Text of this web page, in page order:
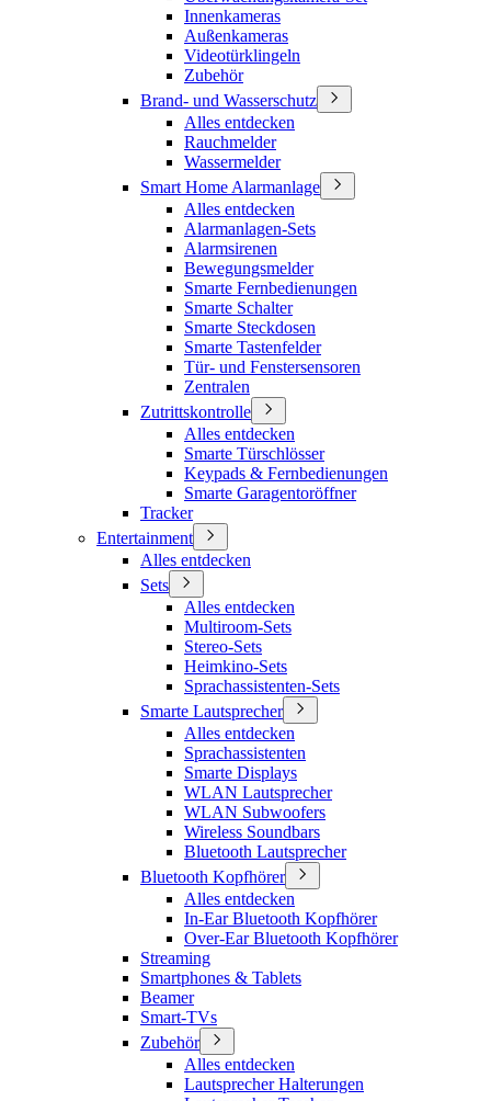
Innenkameras
Außenkameras
Videotürklingeln
Zubehör
Brand- und Wasserschutz
Alles entdecken
Rauchmelder
Wassermelder
Smart Home Alarmanlage
Alles entdecken
Alarmanlagen-Sets
Alarmsirenen
Bewegungsmelder
Smarte Fernbedienungen
Smarte Schalter
Smarte Steckdosen
Smarte Tastenfelder
Tür- und Fenstersensoren
Zentralen
Zutrittskontrolle
Alles entdecken
Smarte Türschlösser
Keypads & Fernbedienungen
Smarte Garagentoröffner
Tracker
Entertainment
Alles entdecken
Sets
Alles entdecken
Multiroom-Sets
Stereo-Sets
Heimkino-Sets
Sprachassistenten-Sets
Smarte Lautsprecher
Alles entdecken
Sprachassistenten
Smarte Displays
WLAN Lautsprecher
WLAN Subwoofers
Wireless Soundbars
Bluetooth Lautsprecher
Bluetooth Kopfhörer
Alles entdecken
In-Ear Bluetooth Kopfhörer
Over-Ear Bluetooth Kopfhörer
Streaming
Smartphones & Tablets
Beamer
Smart-TVs
Zubehör
Alles entdecken
Lautsprecher Halterungen